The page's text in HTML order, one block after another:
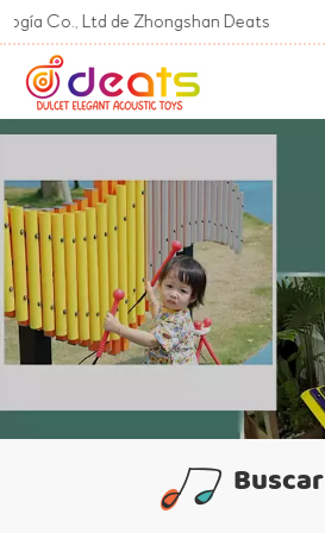
Ltd de Zhongshan Deats
Buscar